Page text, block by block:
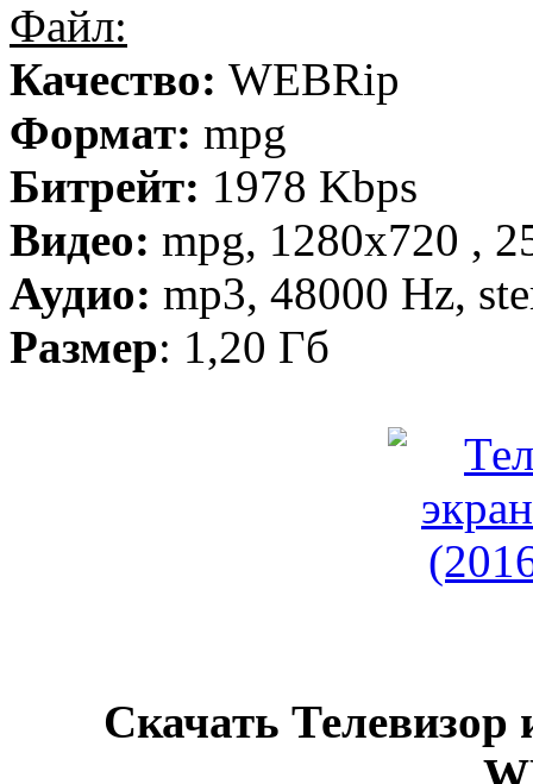
Файл:
Качество: WEBRip
Формат: mpg
Битрейт: 1978 Kbps
Видео: mpg, 1280х720 ,
Аудио: mp3, 48000 Hz,
Размер: 1,20 Гб
Скачать Телевизор